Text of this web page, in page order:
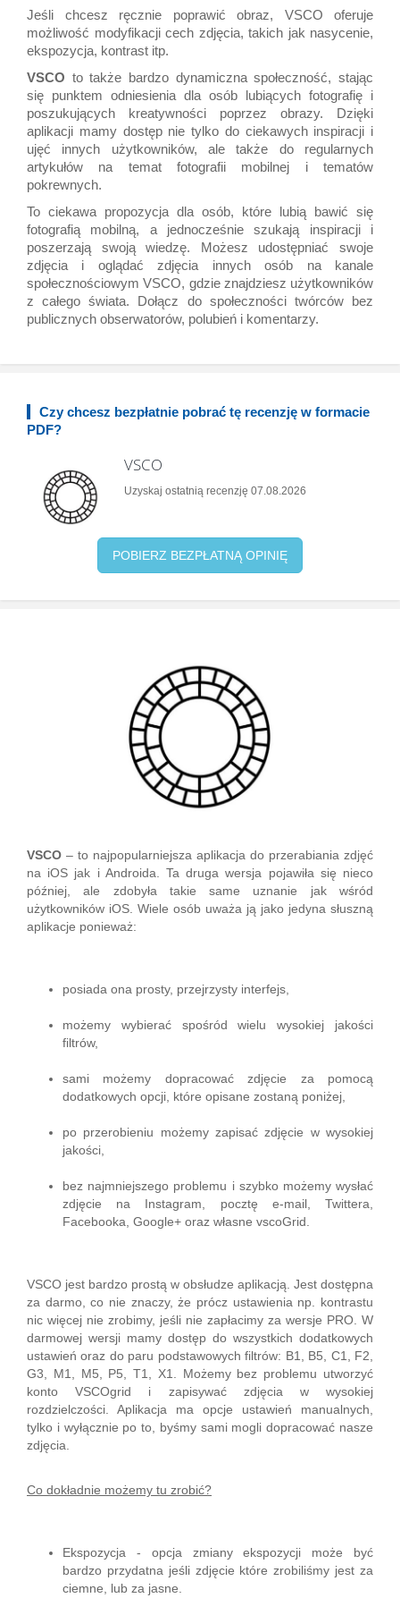
Jeśli chcesz ręcznie poprawić obraz, VSCO oferuje
możliwość modyfikacji cech zdjęcia, takich jak nasycenie,
ekspozycja, kontrast itp.
VSCO to także bardzo dynamiczna społeczność, stając
się punktem odniesienia dla osób lubiących fotografię i
poszukujących kreatywności poprzez obrazy. Dzięki
aplikacji mamy dostęp nie tylko do ciekawych inspiracji i
ujęć innych użytkowników, ale także do regularnych
artykułów na temat fotografii mobilnej i tematów
pokrewnych.
To ciekawa propozycja dla osób, które lubią bawić się
fotografią mobilną, a jednocześnie szukają inspiracji i
poszerzają swoją wiedzę. Możesz udostępniać swoje
zdjęcia i oglądać zdjęcia innych osób na kanale
społecznościowym VSCO, gdzie znajdziesz użytkowników
z całego świata. Dołącz do społeczności twórców bez
publicznych obserwatorów, polubień i komentarzy.
Czy chcesz bezpłatnie pobrać tę recenzję w formacie
PDF?
VSCO
Uzyskaj ostatnią recenzję 07.08.2026
POBIERZ BEZPŁATNĄ OPINIĘ
VSCO – to najpopularniejsza aplikacja do przerabiania zdjęć
na iOS jak i Androida. Ta druga wersja pojawiła się nieco
później, ale zdobyła takie same uznanie jak wśród
użytkowników iOS. Wiele osób uważa ją jako jedyna słuszną
aplikacje ponieważ:
posiada ona prosty, przejrzysty interfejs,
możemy wybierać spośród wielu wysokiej jakości
filtrów,
sami możemy dopracować zdjęcie za pomocą
dodatkowych opcji, które opisane zostaną poniżej,
po przerobieniu możemy zapisać zdjęcie w wysokiej
jakości,
bez najmniejszego problemu i szybko możemy wysłać
zdjęcie na Instagram, pocztę e-mail, Twittera,
Facebooka, Google+ oraz własne vscoGrid.
VSCO jest bardzo prostą w obsłudze aplikacją. Jest dostępna
za darmo, co nie znaczy, że prócz ustawienia np. kontrastu
nic więcej nie zrobimy, jeśli nie zapłacimy za wersje PRO. W
darmowej wersji mamy dostęp do wszystkich dodatkowych
ustawień oraz do paru podstawowych filtrów: B1, B5, C1, F2,
G3, M1, M5, P5, T1, X1. Możemy bez problemu utworzyć
konto VSCOgrid i zapisywać zdjęcia w wysokiej
rozdzielczości. Aplikacja ma opcje ustawień manualnych,
tylko i wyłącznie po to, byśmy sami mogli dopracować nasze
zdjęcia.
Co dokładnie możemy tu zrobić?
Ekspozycja - opcja zmiany ekspozycji może być
bardzo przydatna jeśli zdjęcie które zrobiliśmy jest za
ciemne, lub za jasne.